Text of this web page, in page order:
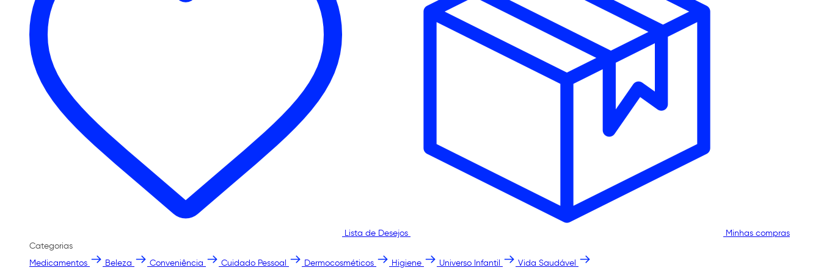
Lista de Desejos
Minhas compras
Categorias
Medicamentos
Beleza Conveniência Cuidado Pessoal Dermocosméticos Higiene Universo Infantil Vida Saudável